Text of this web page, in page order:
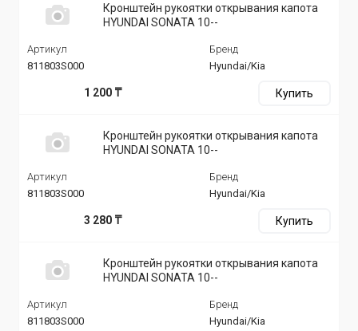
Кронштейн рукоятки открывания капота
HYUNDAI SONATA 10--
Артикул
811803S000
Бренд
Hyundai/Kia
1 200 ₸ Купить
Кронштейн рукоятки открывания капота
HYUNDAI SONATA 10--
Артикул
811803S000
Бренд
Hyundai/Kia
3 280 ₸ Купить
Кронштейн рукоятки открывания капота
HYUNDAI SONATA 10--
Артикул
811803S000
Бренд
Hyundai/Kia